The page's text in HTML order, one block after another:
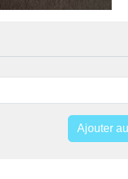
Ajouter